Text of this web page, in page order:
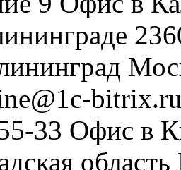
33 Офис в
область